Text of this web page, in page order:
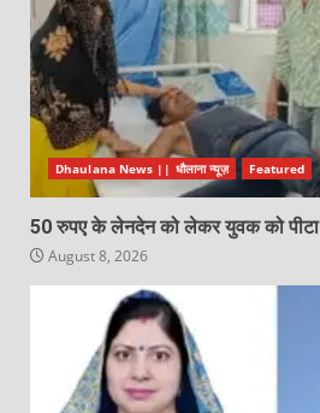
Dhaulana News || धौलाना न्यूज़ Featured
50 रुपए के लेनदेन को लेकर युवक को पीटा
August 8, 2026